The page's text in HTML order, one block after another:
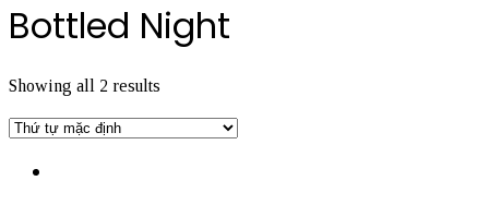
Bottled Night
Showing all 2 results